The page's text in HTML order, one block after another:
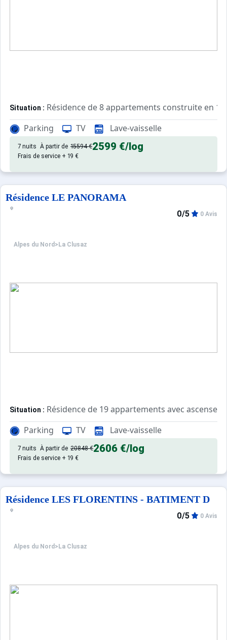
Situation : Résidence de 8 appartements construite en
La Clusaz - Vallée des Aravis - Quartier des Fiaux - 350
Appartement de particulier :Confortable et agréable, ce
Parking TV Lave-vaisselle
7 nuits À partir de 15594 €2599 €/log
Frais de service + 19 €
Résidence LE PANORAMA
Alpes du Nord > La Clusaz
0/5 0 Avis
Situation : Résidence de 19 appartements avec
La Clusaz - Centre village - Quartier de la Perrière - 60
Appartement de particulier :Confortable et agréable, ce
Parking TV Lave-vaisselle
7 nuits À partir de 20848 €2606 €/log
Frais de service + 19 €
Résidence LES FLORENTINS - BATIMENT D
Alpes du Nord > La Clusaz
0/5 0 Avis